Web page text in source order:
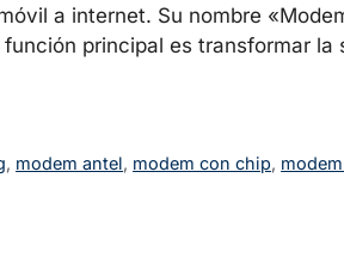
a internet. Su nombre
función principal es transformar
, modem antel, modem con chip,